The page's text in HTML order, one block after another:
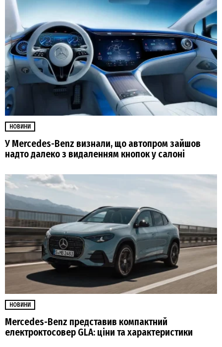
НОВИНИ
У Mercedes-Benz визнали, що автопром зайшов
надто далеко з видаленням кнопок у салоні
НОВИНИ
Mercedes-Benz представив компактний
електроктосовер GLA: ціни та характеристики